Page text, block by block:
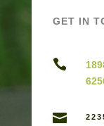
GET IN

